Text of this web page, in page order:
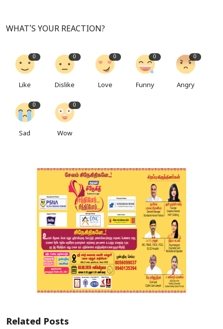
WHAT'S YOUR REACTION?
0
Like
0
Dislike
0
Love
0
Funny
0
Angry
0
Sad
0
Wow
Related Posts